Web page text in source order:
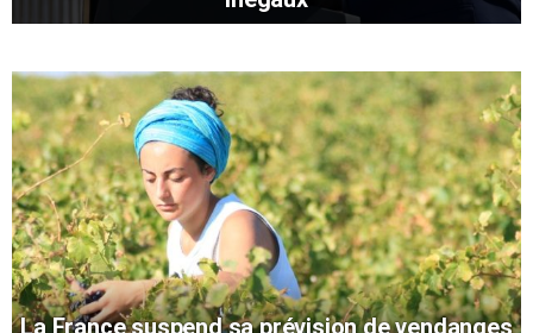
La France suspend sa prévision de vendanges